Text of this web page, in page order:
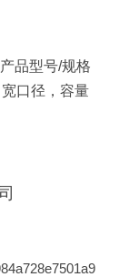
品型号/规格
口径，容量